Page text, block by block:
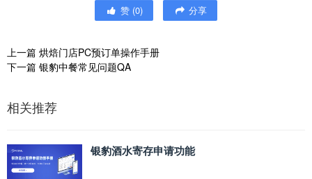
赞 (0) 分享
上一篇 烘焙门店PC预订单操作手册
下一篇 银豹中餐常见问题QA
相关推荐
银豹酒水寄存申请功能